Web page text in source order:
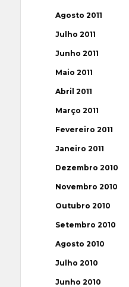
Agosto 2011
Julho 2011
Junho 2011
Maio 2011
Abril 2011
Março 2011
Fevereiro 2011
Janeiro 2011
Dezembro 2010
Novembro 2010
Outubro 2010
Setembro 2010
Agosto 2010
Julho 2010
Junho 2010